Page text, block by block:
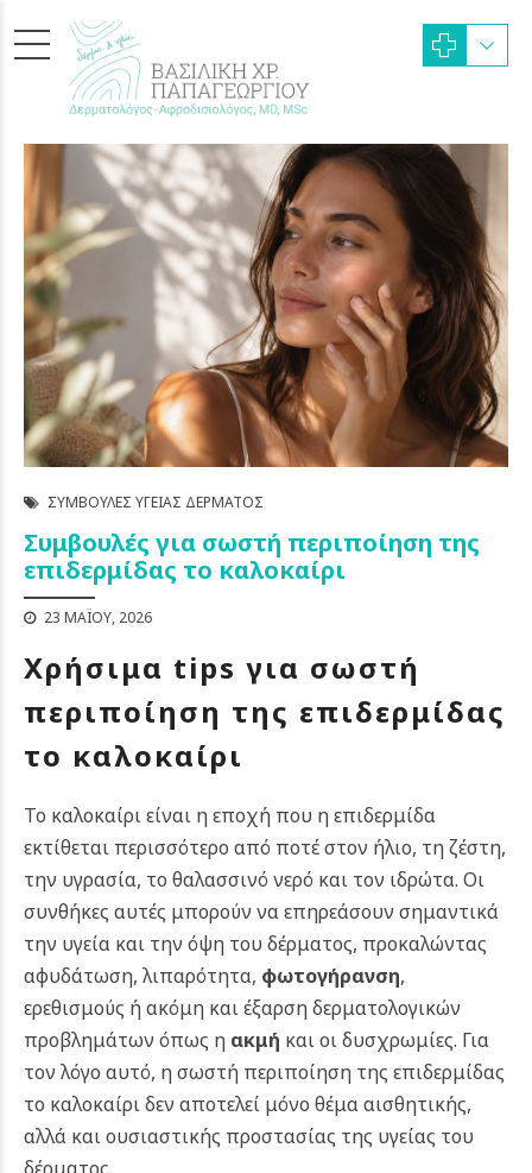
ΣΥΜΒΟΥΛΈΣ ΥΓΕΊΑΣ ΔΈΡΜΑΤΟΣ
Συμβουλές για σωστή περιποίηση της
επιδερμίδας το καλοκαίρι
23 ΜΑΪ́ΟΥ, 2026
Χρήσιμα tips για σωστή
περιποίηση της επιδερμίδας
το καλοκαίρι
Το καλοκαίρι είναι η εποχή που η επιδερμίδα
εκτίθεται περισσότερο από ποτέ στον ήλιο, τη ζέστη,
την υγρασία, το θαλασσινό νερό και τον ιδρώτα. Οι
συνθήκες αυτές μπορούν να επηρεάσουν σημαντικά
την υγεία και την όψη του δέρματος, προκαλώντας
αφυδάτωση, λιπαρότητα, φωτογήρανση,
ερεθισμούς ή ακόμη και έξαρση δερματολογικών
προβλημάτων όπως η ακμή και οι δυσχρωμίες. Για
τον λόγο αυτό, η σωστή περιποίηση της επιδερμίδας
το καλοκαίρι δεν αποτελεί μόνο θέμα αισθητικής,
αλλά και ουσιαστικής προστασίας της υγείας του